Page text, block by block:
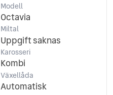
Modell
Octavia
Miltal
Uppgift saknas
Karosseri
Kombi
Växellåda
Automatisk